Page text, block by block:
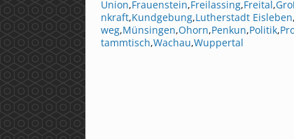
Union,Frauenstein,Freilassing,Freital,
nkraft,Kundgebung,Lutherstadt Eisleben,
weg,Münsingen,Ohorn,Penkun,Politik,
tammtisch,Wachau,Wuppertal